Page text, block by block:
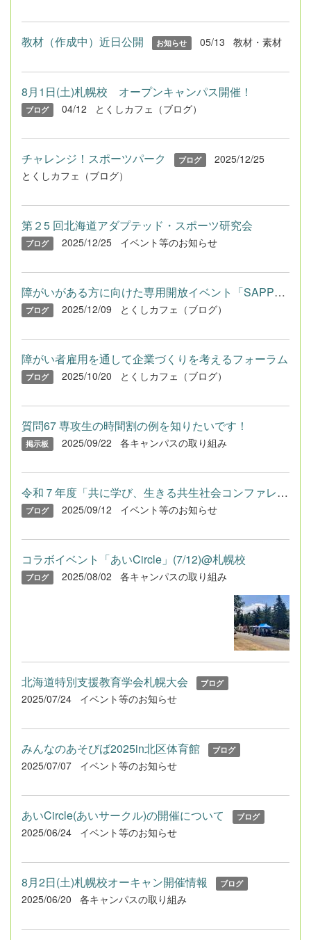
教材（作成中）近日公開 お知らせ 05/13 教材・素材
8月1日(土)札幌校 オープンキャンパス開催！
ブログ 04/12 とくしカフェ（ブログ）
チャレンジ！スポーツパーク ブログ
2025/12/25
とくしカフェ（ブログ）
第２5 回北海道アダプテッド・スポーツ研究会
ブログ 2025/12/25 イベント等のお知らせ
障がいがある方に向けた専用開放イベント「SAPPOROスポーツバリア...
ブログ 2025/12/09 とくしカフェ（ブログ）
障がい者雇用を通して企業づくりを考えるフォーラム
ブログ 2025/10/20 とくしカフェ（ブログ）
質問67 専攻生の時間割の例を知りたいです！
掲示板 2025/09/22 各キャンパスの取り組み
令和７年度「共に学び、生きる共生社会コンファレンス in 北海道」
ブログ 2025/09/12 イベント等のお知らせ
コラボイベント「あいCircle」(7/12)@札幌校
ブログ 2025/08/02 各キャンパスの取り組み
北海道特別支援教育学会札幌大会 ブログ
2025/07/24 イベント等のお知らせ
みんなのあそびば2025in北区体育館 ブログ
2025/07/07 イベント等のお知らせ
あいCircle(あいサークル)の開催について ブログ
2025/06/24 イベント等のお知らせ
8月2日(土)札幌校オーキャン開催情報 ブログ
2025/06/20 各キャンパスの取り組み